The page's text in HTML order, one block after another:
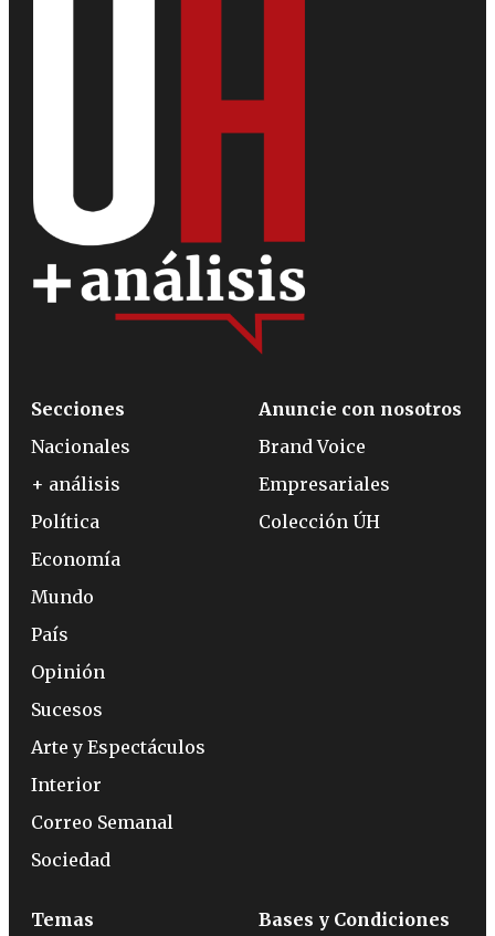
Secciones
Nacionales
+ análisis
Política
Economía
Mundo
País
Opinión
Sucesos
Arte y Espectáculos
Interior
Correo Semanal
Sociedad
Anuncie con nosotros
Brand Voice
Empresariales
Colección ÚH
Temas Bases y Condiciones